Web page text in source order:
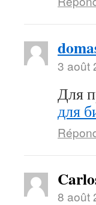
3 août
Для
для
8 août